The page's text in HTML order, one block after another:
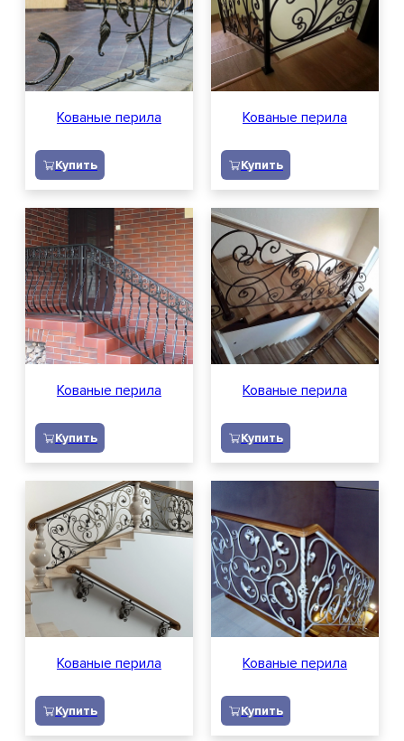
Отзывы
Вопросы и ответы
Доставка
Контакты
Вакансии
Обратный звонок
Заявка на расчет
Кованые перила
Купить
Кованые перила
Купить
Кованые перила
Купить
Кованые перила
Купить
Кованые перила
Купить
Кованые перила
Купить
Персональных данных